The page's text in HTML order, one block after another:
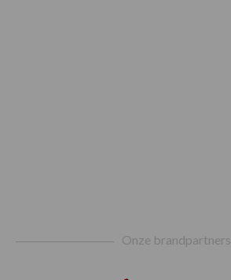
Onze brandpartners